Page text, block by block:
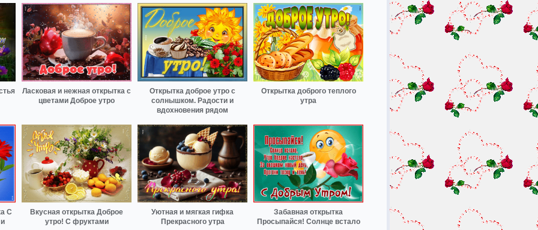
Ласковая и нежная открытка с
цветами Доброе утро
Открытка доброе утро с
солнышком. Радости и
вдохновения рядом
Открытка доброго теплого
утра
С
Вкусная открытка Доброе
утро! С фруктами
Уютная и мягкая гифка
Прекрасного утра
Забавная открытка
Просыпайся! Солнце встало